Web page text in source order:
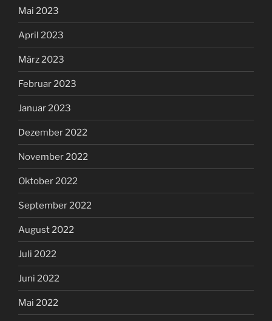
Mai 2023
April 2023
März 2023
Februar 2023
Januar 2023
Dezember 2022
November 2022
Oktober 2022
September 2022
August 2022
Juli 2022
Juni 2022
Mai 2022